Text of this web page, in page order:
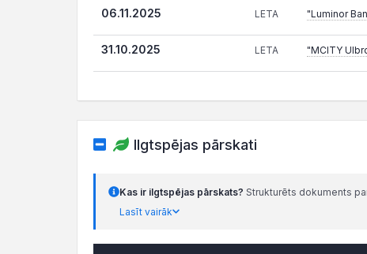
06.11.2025 LETA "Luminor
31.10.2025 LETA "MCITY
Ilgtspējas pārskati
Kas ir ilgtspējas pārskats? Strukturēts dokuments
Lasīt vairāk